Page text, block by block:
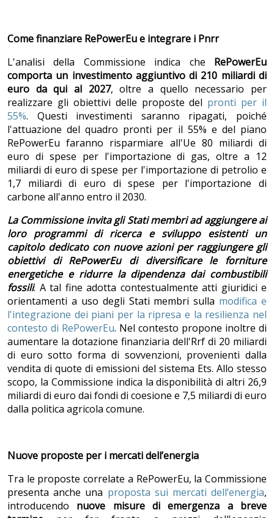
Come finanziare RePowerEu e integrare i Pnrr
L'analisi della Commissione indica che RePowerEu
comporta un investimento aggiuntivo di 210 miliardi di
euro da qui al 2027, oltre a quello necessario per
realizzare gli obiettivi delle proposte del pronti per il
55%. Questi investimenti saranno ripagati, poiché
l'attuazione del quadro pronti per il 55% e del piano
RePowerEu faranno risparmiare all'Ue 80 miliardi di
euro di spese per l'importazione di gas, oltre a 12
miliardi di euro di spese per l'importazione di petrolio e
1,7 miliardi di euro di spese per l'importazione di
carbone all'anno entro il 2030.
La Commissione invita gli Stati membri ad aggiungere ai
loro programmi di ricerca e sviluppo esistenti un
capitolo dedicato con nuove azioni per raggiungere gli
obiettivi di RePowerEu di diversificare le forniture
energetiche e ridurre la dipendenza dai combustibili
fossili. A tal fine adotta contestualmente atti giuridici e
orientamenti a uso degli Stati membri sulla modifica e
l'integrazione dei piani per la ripresa e la resilienza nel
contesto di RePowerEu. Nel contesto propone inoltre di
aumentare la dotazione finanziaria dell'Rrf di 20 miliardi
di euro sotto forma di sovvenzioni, provenienti dalla
vendita di quote di emissioni del sistema Ets. Allo stesso
scopo, la Commissione indica la disponibilità di altri 26,9
miliardi di euro dai fondi di coesione e 7,5 miliardi di euro
dalla politica agricola comune.
Nuove proposte per i mercati dell’energia
Tra le proposte correlate a RePowerEu, la Commissione
presenta anche una proposta sui mercati dell’energia,
introducendo nuove misure di emergenza a breve